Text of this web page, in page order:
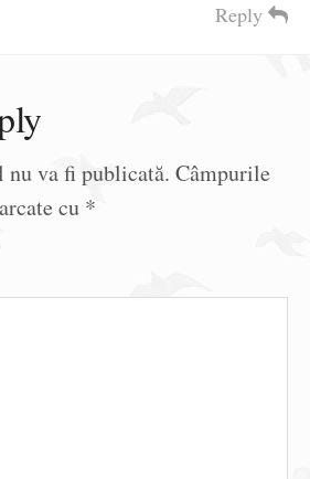
Reply
nu va fi publicată. Câmpurile
cu *